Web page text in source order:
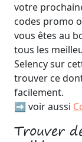
votre
codes promo
vous êtes au
tous les
Selency sur
trouver ce
facilement.
➡️ voir aussi
Trouver